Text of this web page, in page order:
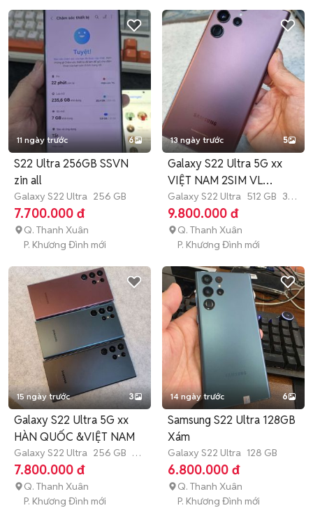
11 ngày trước 6
S22 Ultra 256GB SSVN
zin all
Galaxy S22 Ultra 256 GB
7.700.000 đ
Q. Thanh Xuân
P. Khương Đình mới
13 ngày trước 5
Galaxy S22 Ultra 5G xx
VIỆT NAM 2SIM VL
R.12/512GB
Galaxy S22 Ultra 512 GB 3
tháng
9.800.000 đ
Q. Thanh Xuân
P. Khương Đình mới
15 ngày trước 3
Galaxy S22 Ultra 5G xx
HÀN QUỐC &VIỆT NAM
Galaxy S22 Ultra 256 GB 3
tháng
7.800.000 đ
Q. Thanh Xuân
P. Khương Đình mới
14 ngày trước 6
Samsung S22 Ultra 128GB
Xám
Galaxy S22 Ultra 128 GB
6.800.000 đ
Q. Thanh Xuân
P. Khương Đình mới